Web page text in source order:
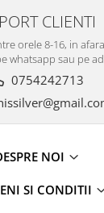
CLIENTI
orele 8-16, in
whatsapp sau pe
0754242713
NOI
SI CONDITII